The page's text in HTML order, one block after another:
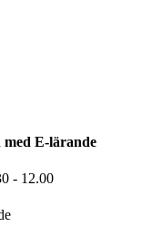
E-lärande
- 12.00